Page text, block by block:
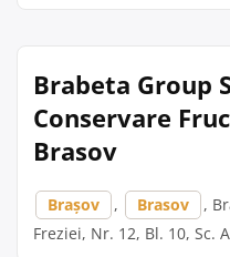
Brabeta Group
Conservare
Brasov
Brașov , Brasov
,
Freziei, Nr. 12, Bl. 10, Sc.